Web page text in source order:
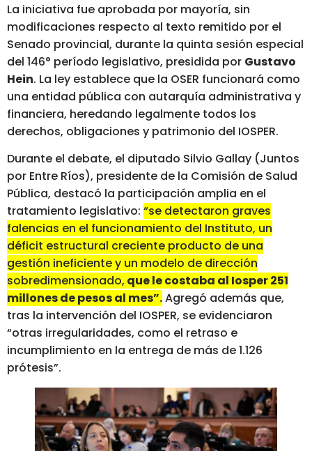
La iniciativa fue aprobada por mayoría, sin
modificaciones respecto al texto remitido por el
Senado provincial, durante la quinta sesión especial
del 146° período legislativo, presidida por Gustavo
Hein. La ley establece que la OSER funcionará como
una entidad pública con autarquía administrativa y
financiera, heredando legalmente todos los
derechos, obligaciones y patrimonio del IOSPER.
Durante el debate, el diputado Silvio Gallay (Juntos
por Entre Ríos), presidente de la Comisión de Salud
Pública, destacó la participación amplia en el
tratamiento legislativo: “se detectaron graves
falencias en el funcionamiento del Instituto, un
déficit estructural creciente producto de una
gestión ineficiente y un modelo de dirección
sobredimensionado, que le costaba al Iosper 251
millones de pesos al mes”.Agregó además que,
tras la intervención del IOSPER, se evidenciaron
“otras irregularidades, como el retraso e
incumplimiento en la entrega de más de 1.126
prótesis”.